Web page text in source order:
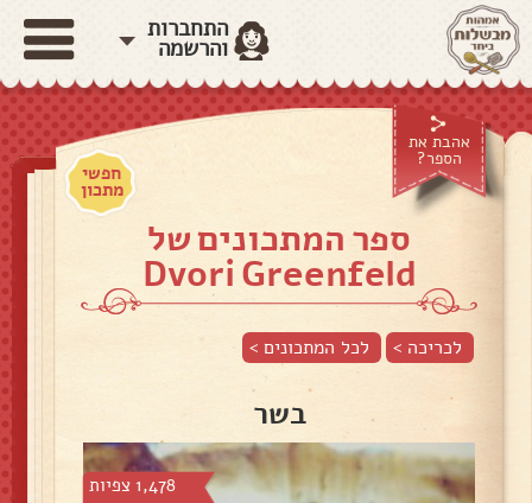
התחברות
והרשמה
אהבת את
הספר?
חפשי
מתכון
ספר המתכונים של
Dvori Greenfeld
לכריכה > לכל המתכונים >
בשר
1,478 צפיות